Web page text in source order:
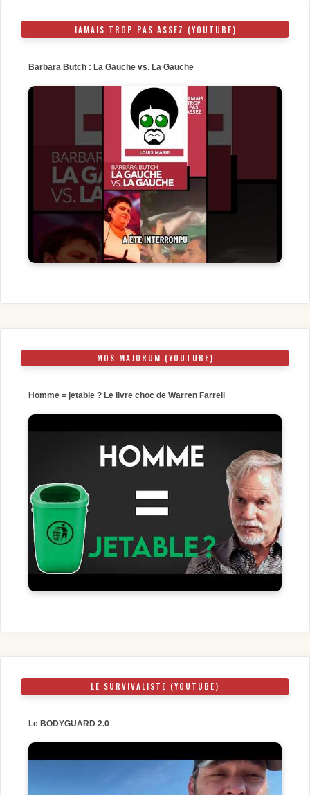
JAMAIS TROP PAS ASSEZ (YOUTUBE)
Barbara Butch : La Gauche vs. La Gauche
MOS MAJORUM (YOUTUBE)
Homme = jetable ? Le livre choc de Warren Farrell
LE SURVIVALISTE (YOUTUBE)
Le BODYGUARD 2.0